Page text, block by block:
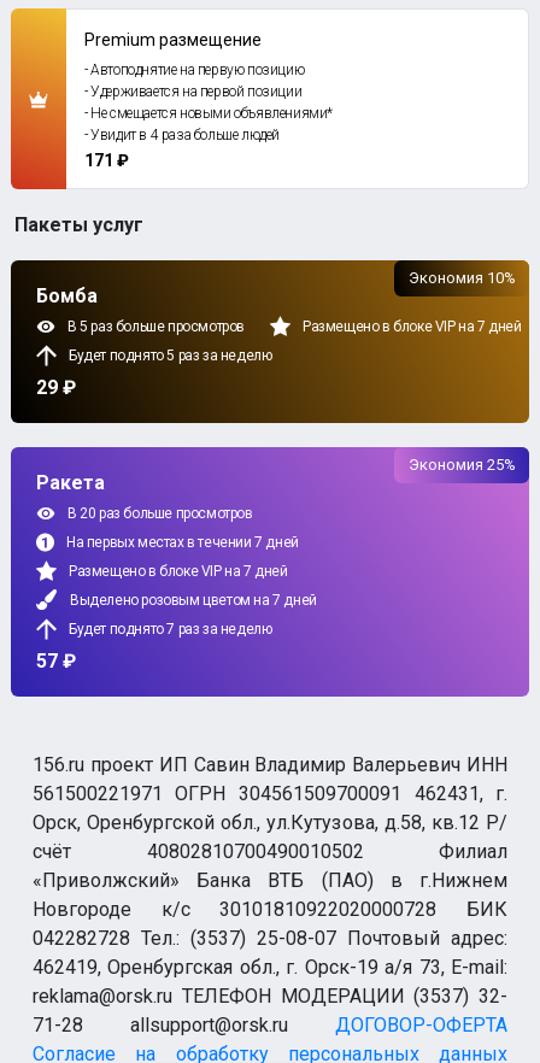
Premium размещение
- Автоподнятие на первую позицию
- Удерживается на первой позиции
- Не смещается новыми объявлениями*
- Увидит в 4 раза больше людей
171 ₽
Пакеты услуг
Бомба
В 5 раз больше просмотров
Размещено в блоке VIP на 7 дней
Будет поднято 5 раз за неделю
29 ₽
Экономия 10%
Ракета
В 20 раз больше просмотров
На первых местах в течении 7 дней
Размещено в блоке VIP на 7 дней
Выделено розовым цветом на 7 дней
Будет поднято 7 раз за неделю
57 ₽
Экономия 25%
156.ru проект ИП Савин Владимир Валерьевич ИНН
561500221971 ОГРН 304561509700091 462431, г.
Орск, Оренбургской обл., ул.Кутузова, д.58, кв.12 Р/
счёт 40802810700490010502 Филиал
«Приволжский» Банка ВТБ (ПАО) в г.Нижнем
Новгороде к/с 30101810922020000728 БИК
042282728 Тел.: (3537) 25-08-07 Почтовый адрес:
462419, Оренбургская обл., г. Орск-19 а/я 73, E-mail:
reklama@orsk.ru ТЕЛЕФОН МОДЕРАЦИИ (3537) 32-
71-28 allsupport@orsk.ruДОГОВОР-ОФЕРТА
Согласие на обработку персональных данных